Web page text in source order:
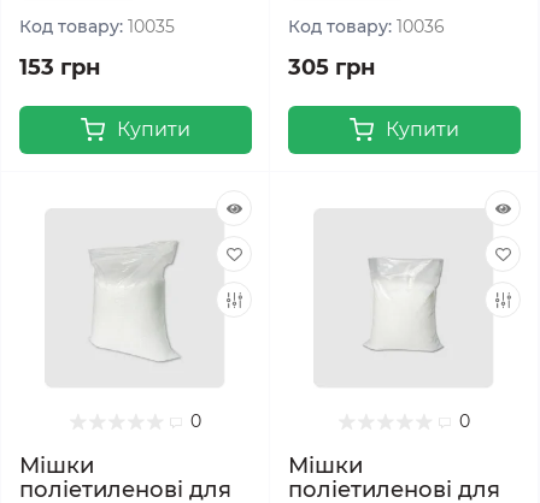
Код товару: 10035
153 грн
Купити
Код товару: 10036
305 грн
Купити
0
Мішки
поліетиленові для
0
Мішки
поліетиленові для